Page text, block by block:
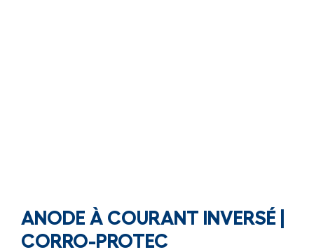
ANODE À COURANT INVERSÉ |
CORRO-PROTEC